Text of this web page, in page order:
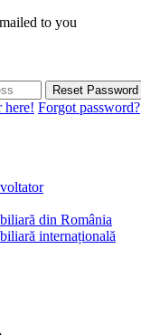
to you
Reset Password
here! Forgot password?
din România
internațională